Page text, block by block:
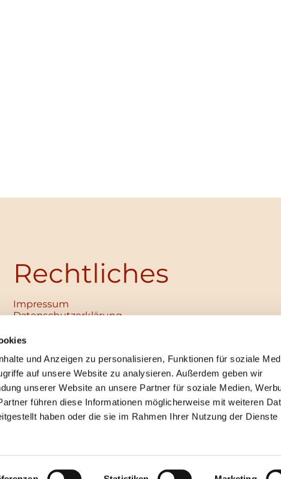
und Anzeigen zu personalisieren, Funktionen für soziale
auf unsere Website zu analysieren. Außerdem geben wir
unserer Website an unsere Partner für soziale Medien,
führen diese Informationen möglicherweise mit weiteren
haben oder die sie im Rahmen Ihrer Nutzung der Dienste
Rechtliches
Impressum
Datenschutz­erklärung
Institutionelles Schutzkonzept
Unabhängige Ansprechpersonen
Digitales Hinweisgebersystem
ChurchDesk-Login